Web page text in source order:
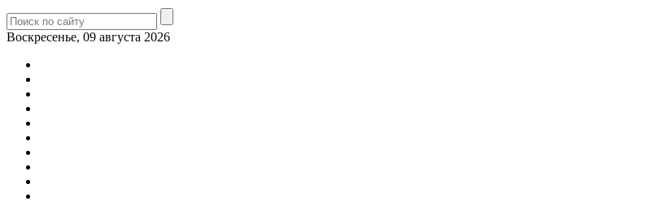
Воскресенье, 09 августа 2026